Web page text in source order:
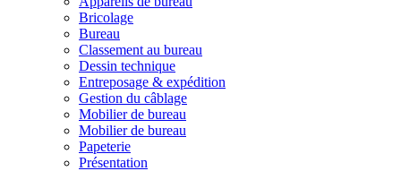
Bricolage
Bureau
Classement au bureau
Dessin technique
Entreposage & expédition
Gestion du câblage
Mobilier de bureau
Mobilier de bureau
Papeterie
Présentation